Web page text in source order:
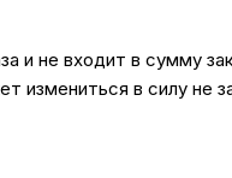
и не входит в сумму
в силу не